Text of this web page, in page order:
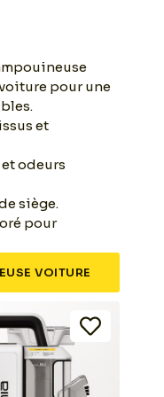
pour une
et
odeurs
siège.
pour
VOITURE